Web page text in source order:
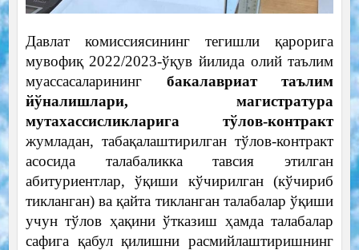
Давлат комиссиясининг тегишли қарорига
мувофиқ 2022/2023-ўқув йилида олий таълим
муассасаларининг бакалавриат таълим
йўналишлари, магистратура
мутахассисликларига тўлов-контракт
жумладан, табақалаштирилган тўлов-контракт
асосида талабаликка тавсия этилган
абитуриентлар, ўқиши кўчирилган (кўчириб
тикланган) ва қайта тикланган талабалар ўқиши
учун тўлов ҳақини ўтказиш ҳамда талабалар
сафига қабул қилишни расмийлаштиришнинг